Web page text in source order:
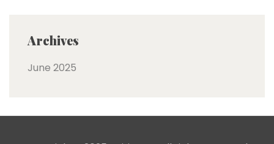
Archives
June 2025